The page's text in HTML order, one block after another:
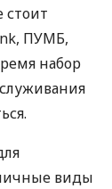
стоит
ПУМБ,
набор
виды